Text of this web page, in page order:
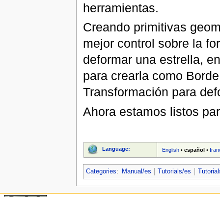
herramientas.
Creando primitivas
mejor control sobre la
deformar una estrella,
para crearla como
Transformación para
Ahora estamos listos
Language: English •español •
Categories: Manual/es Tutorials/es